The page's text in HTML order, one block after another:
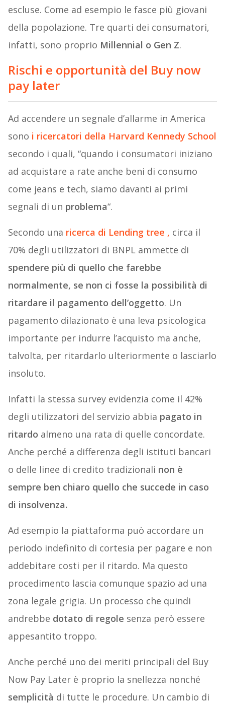
escluse. Come ad esempio le fasce più giovani
della popolazione. Tre quarti dei consumatori,
infatti, sono proprio Millennial o Gen Z.
Rischi e opportunità del Buy now
pay later
Ad accendere un segnale d’allarme in America
sono i ricercatori della Harvard Kennedy School
secondo i quali, “quando i consumatori iniziano
ad acquistare a rate anche beni di consumo
come jeans e tech, siamo davanti ai primi
segnali di un problema“.
Secondo una ricerca di Lending tree , circa il
70% degli utilizzatori di BNPL ammette di
spendere più di quello che farebbe
normalmente, se non ci fosse la possibilità di
ritardare il pagamento dell’oggetto. Un
pagamento dilazionato è una leva psicologica
importante per indurre l’acquisto ma anche,
talvolta, per ritardarlo ulteriormente o lasciarlo
insoluto.
Infatti la stessa survey evidenzia come il 42%
degli utilizzatori del servizio abbia pagato in
ritardo almeno una rata di quelle concordate.
Anche perché a differenza degli istituti bancari
o delle linee di credito tradizionali non è
sempre ben chiaro quello che succede in caso
di insolvenza.
Ad esempio la piattaforma può accordare un
periodo indefinito di cortesia per pagare e non
addebitare costi per il ritardo. Ma questo
procedimento lascia comunque spazio ad una
zona legale grigia. Un processo che quindi
andrebbe dotato di regole senza però essere
appesantito troppo.
Anche perché uno dei meriti principali del Buy
Now Pay Later è proprio la snellezza nonché
semplicità di tutte le procedure. Un cambio di